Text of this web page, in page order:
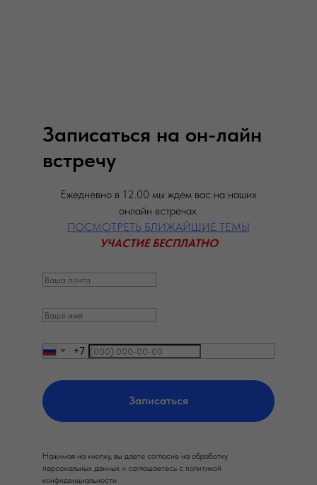
Записаться на он-лайн
встречу
Ежедневно в 12.00 мы ждем вас на наших
онлайн встречах.
ПОСМОТРЕТЬ БЛИЖАЙШИЕ ТЕМЫ
УЧАСТИЕ БЕСПЛАТНО
+7
Записаться
Нажимая на кнопку, вы даете согласие на обработку
персональных данных и соглашаетесь c политикой
конфиденциальности